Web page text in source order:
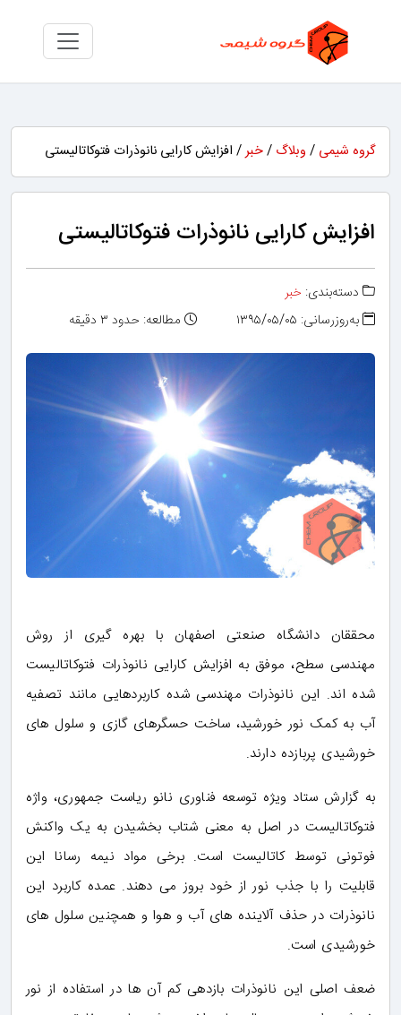
گروه شیمی / وبلاگ /خبر/ افزایش کارایی نانوذرات فتوکاتالیستی
افزایش کارایی نانوذرات فتوکاتالیستی
دسته‌بندی: خبر
به‌روزرسانی: ۱۳۹۵/۰۵/۰۵
مطالعه: حدود ۳ دقیقه
محققان دانشگاه صنعتی اصفهان با بهره گیری از روش
مهندسی سطح، موفق به افزایش کارایی نانوذرات فتوکاتالیست
شده اند. این نانوذرات مهندسی شده کاربردهایی مانند تصفیه
آب به کمک نور خورشید، ساخت حسگرهای گازی و سلول های
خورشیدی پربازده دارند.
به گزارش ستاد ویژه توسعه فناوری نانو ریاست جمهوری، واژه
فتوکاتالیست در اصل به معنی شتاب بخشیدن به یک واکنش
فوتونی توسط کاتالیست است. برخی مواد نیمه رسانا این
قابلیت را با جذب نور از خود بروز می دهند. عمده کاربرد این
نانوذرات در حذف آلاینده های آب و هوا و همچنین سلول های
خورشیدی است.
ضعف اصلی این نانوذرات بازدهی کم آن ها در استفاده از نور